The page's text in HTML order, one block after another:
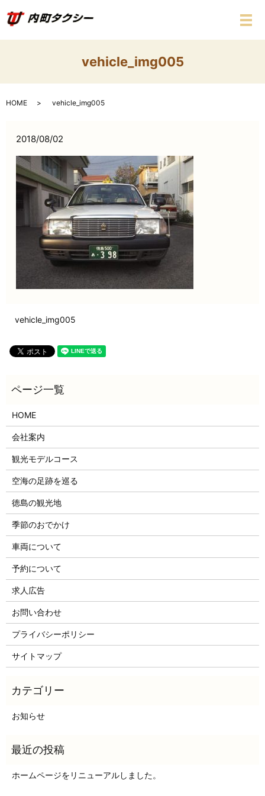
メ
vehicle_img005
HOME vehicle_img005
2018/08/02
vehicle_img005
HOME
会社案内
観光モデルコース
空海の足跡を巡る
徳島の観光地
季節のおでかけ
車両について
予約について
求人広告
お問い合わせ
プライバシーポリシー
サイトマップ
お知らせ
ホームページをリニューアルしました。